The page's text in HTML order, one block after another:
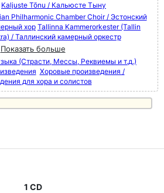
Kaljuste Tõnu / Кальюсте Тыну
Philharmonic Chamber Choir / Эстонский
хор Tallinna Kammerorkester (Tallin
/ Таллинский камерный оркестр
Показать больше
(Страсти, Мессы, Реквиемы и т.д.)
Хоровые произведения /
для хора и солистов
1 CD